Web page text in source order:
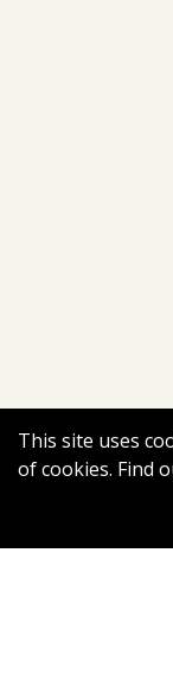
This site uses
of cookies. Find